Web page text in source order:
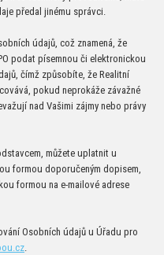
předal jinému správci.
údajů, což znamená, že
podat písemnou či elektronickou
čímž způsobíte, že Realitní
pokud neprokáže závažné
nad Vašimi zájmy nebo právy
můžete uplatnit u
formou doporučeným dopisem,
formou na e-mailové adrese
Osobních údajů u Úřadu pro
.